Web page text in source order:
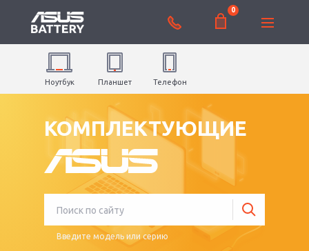
0
Ноутбук Планшет Телефон
КОМПЛЕКТУЮЩИЕ
Введите модель или серию